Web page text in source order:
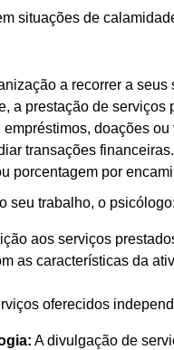
situações de
a recorrer a seus
a prestação de serviços
doações
transações financeiras.
porcentagem por
seu trabalho, o
aos serviços
as características da
oferecidos
A divulgação de